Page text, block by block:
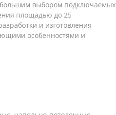
большим выбором подключаемых
площадью до 25
и изготовления
особенностями и